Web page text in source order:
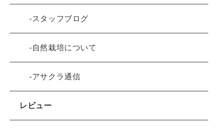
スタッフブログ
自然栽培について
アサクラ通信
レビュー